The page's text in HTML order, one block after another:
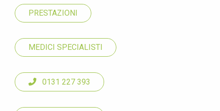
PRESTAZIONI
MEDICI SPECIALISTI
0131 227 393